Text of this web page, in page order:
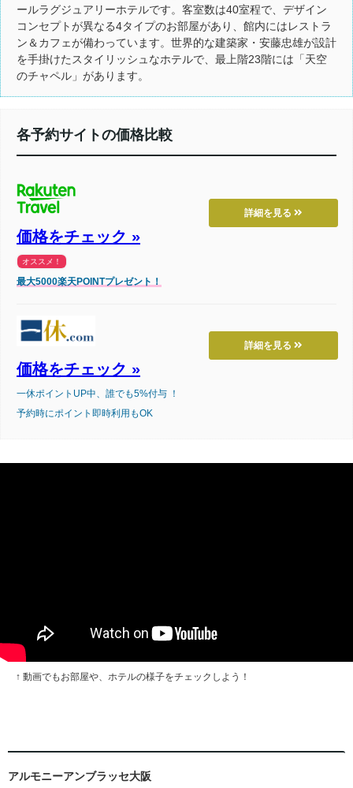
ールラグジュアリーホテルです。客室数は40室程で、デザイン
コンセプトが異なる4タイプのお部屋があり、館内にはレストラ
ン＆カフェが備わっています。世界的な建築家・安藤忠雄が設計
を手掛けたスタイリッシュなホテルで、最上階23階には「天空
のチャペル」があります。
各予約サイトの価格比較
詳細を見る
価格をチェック »
オススメ！
最大5000楽天POINTプレゼント！
詳細を見る
価格をチェック »
一休ポイントUP中、誰でも5%付与 ！
予約時にポイント即時利用もOK
↑ 動画でもお部屋や、ホテルの様子をチェックしよう！
アルモニーアンブラッセ大阪